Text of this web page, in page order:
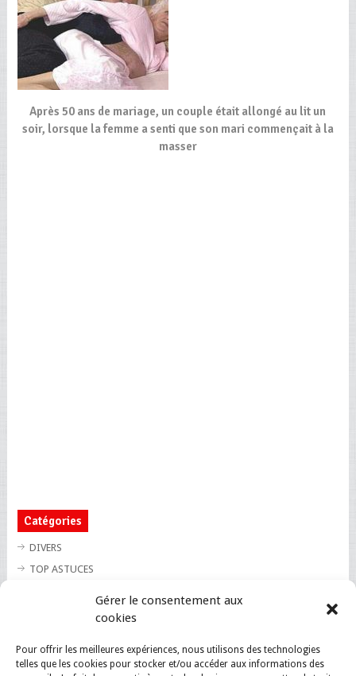
Gérer le consentement aux
cookies
Pour offrir les meilleures expériences, nous utilisons des technologies
telles que les cookies pour stocker et/ou accéder aux informations des
Après 50 ans de mariage, un couple était allongé au lit un
soir, lorsque la femme a senti que son mari commençait à la
masser
Catégories
DIVERS
TOP ASTUCES
TOP INSOLITE